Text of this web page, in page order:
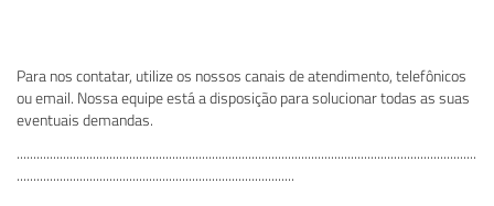
Para nos contatar, utilize os nossos canais de atendimento, telefônicos
ou email. Nossa equipe está a disposição para solucionar todas as suas
eventuais demandas.
...........................................................................................................................................
....................................................................................